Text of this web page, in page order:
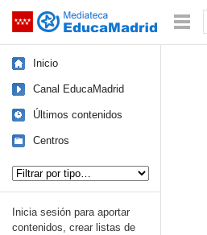
Saltar navegación
Inicio
Canal EducaMadrid
Últimos contenidos
Centros
Inicia sesión para aportar
contenidos, crear listas de